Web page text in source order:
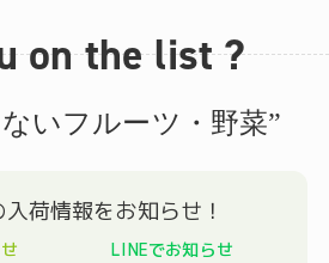
on the list ?
いフルーツ・野菜”